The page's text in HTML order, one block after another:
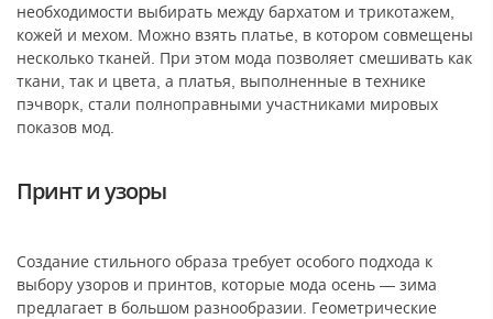
необходимости выбирать между бархатом и трикотажем,
кожей и мехом. Можно взять платье, в котором совмещены
несколько тканей. При этом мода позволяет смешивать как
ткани, так и цвета, а платья, выполненные в технике
пэчворк, стали полноправными участниками мировых
показов мод.
Принт и узоры
Создание стильного образа требует особого подхода к
выбору узоров и принтов, которые мода осень — зима
предлагает в большом разнообразии. Геометрические